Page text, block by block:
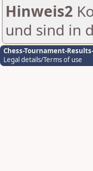
Hinweis2
und sind in
Chess-Tournament-
Legal details/Terms of use